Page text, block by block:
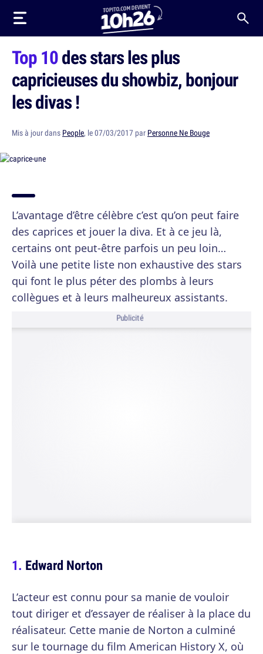
Top 10des stars les plus
capricieuses du showbiz, bonjour
les divas !
Mis à jour dans People, le 07/03/2017 par Personne Ne Bouge
L’avantage d’être célèbre c’est qu’on peut faire
des caprices et jouer la diva. Et à ce jeu là,
certains ont peut-être parfois un peu loin…
Voilà une petite liste non exhaustive des stars
qui font le plus péter des plombs à leurs
collègues et à leurs malheureux assistants.
Publicité
Edward Norton
L’acteur est connu pour sa manie de vouloir
tout diriger et d’essayer de réaliser à la place du
réalisateur. Cette manie de Norton a culminé
sur le tournage du film American History X, où